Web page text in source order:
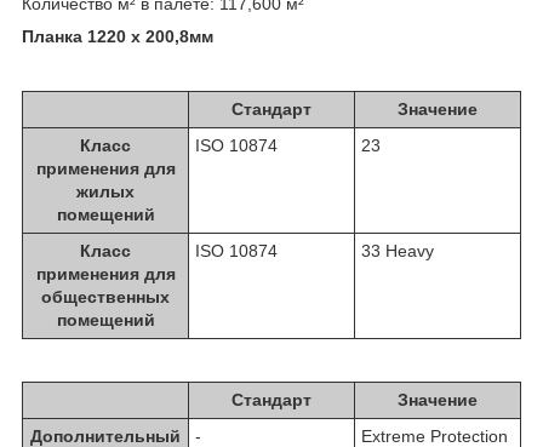
Планка 1220 x 200,8мм
Стандарт
Значение
Класс
применения для
жилых
помещений
ISO 10874 23
Класс
применения для
общественных
помещений
ISO 10874 33 Heavy
Стандарт
Значение
Дополнительный
- Extreme Protection